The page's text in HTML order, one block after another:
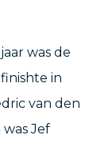
was de
in
van den
Jef